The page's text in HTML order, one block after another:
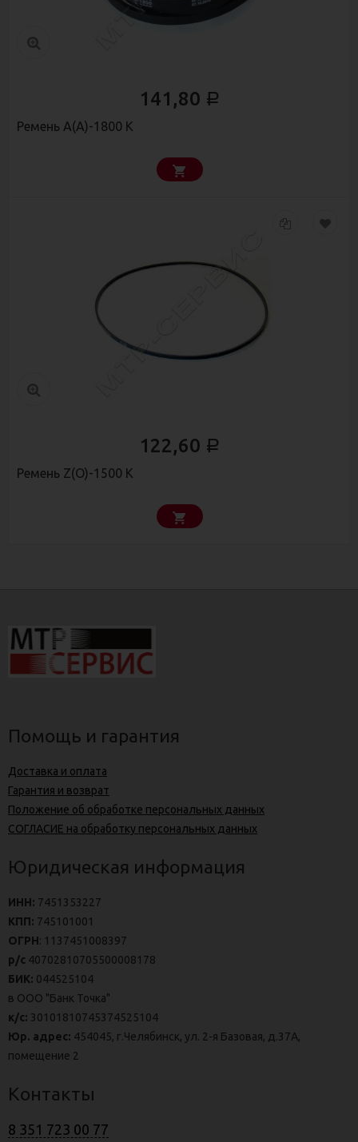
141,80 Р
Ремень А(А)-1800 К
122,60 Р
Ремень Z(О)-1500 К
Помощь и гарантия
Доставка и оплата
Гарантия и возврат
Положение об обработке персональных данных
СОГЛАСИЕ на обработку персональных данных
Юридическая информация
ИНН: 7451353227
КПП: 745101001
ОГРН: 1137451008397
р/с 40702810705500008178
БИК: 044525104
в ООО "Банк Точка"
к/с: 30101810745374525104
Юр. адрес: 454045, г.Челябинск, ул. 2-я Базовая, д.37А,
помещение 2
Контакты
8 351 723 00 77